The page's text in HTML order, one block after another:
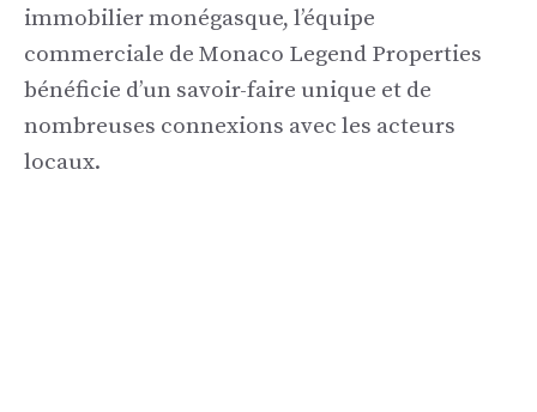
immobilier monégasque, l’équipe
commerciale de Monaco Legend Properties
bénéficie d’un savoir-faire unique et de
nombreuses connexions avec les acteurs
locaux.